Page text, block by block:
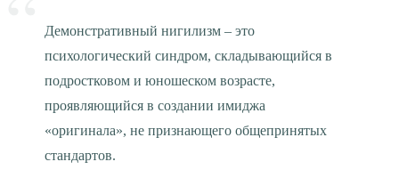
Демонстративный нигилизм – это
психологический синдром, складывающийся в
подростковом и юношеском возрасте,
проявляющийся в создании имиджа
«оригинала», не признающего общепринятых
стандартов.